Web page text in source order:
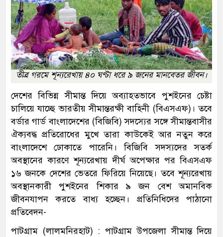
তীব্র গরমে শূন্যরেখায় ৪০ ঘণ্টা ধরে ৯ জনের মানবেতর জীবন।
দেশের বিভিন্ন সীমান্ত দিয়ে অব্যাহতভাবে পুশইনের চেষ্টা
চালিয়ে যাচ্ছে ভারতীয় সীমান্তরক্ষী বাহিনী (বিএসএফ)। তবে
বর্ডার গার্ড বাংলাদেশের (বিজিবি) সদস্যের সঙ্গে সীমান্তবাসীর
ঐক্যবদ্ধ প্রতিরোধের মুখে তারা কাউকেই আর নতুন করে
বাংলাদেশে ঢোকাতে পারেনি। বিজিবি সদস্যদের সতর্ক
অবস্থানের কারণে শূন্যরেখায় দীর্ঘ অপেক্ষার পর বিএসএফ
১৬ জনকে দেশের ভেতরে ফিরিয়ে নিয়েছে। তবে শূন্যরেখায়
অবস্থানকারী পুশইনের শিকার ৯ জন বেশ অমানবিক
জীবনযাপন করতে বাধ্য হচ্ছেন। প্রতিনিধিদের পাঠানো
প্রতিবেদন-
পাটগ্রাম (লালমনিরহাট) : পাটগ্রাম উপজেলা সীমান্ত দিয়ে